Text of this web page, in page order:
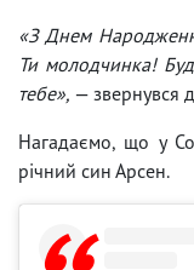
«З Днем
Ти молодчинка!
тебе», — звернувся
Нагадаємо, що у
річний син Арсен.